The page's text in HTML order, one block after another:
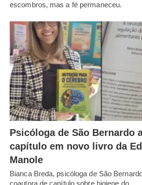
escombros, mas a fé permaneceu.
Psicóloga de São Bernardo
capítulo em novo livro da
Manole
Bianca Breda, psicóloga de São